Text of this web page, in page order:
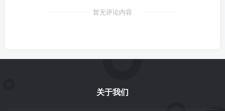
暂无评论内容
关于我们